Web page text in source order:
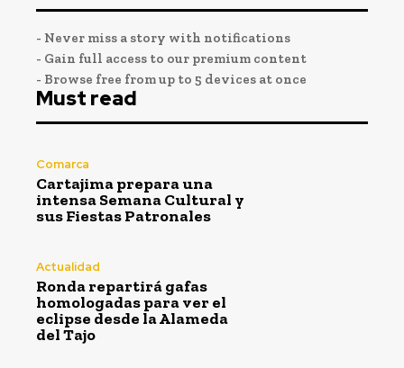
- Never miss a story with notifications
- Gain full access to our premium content
- Browse free from up to 5 devices at once
Must read
Comarca
Cartajima prepara una
intensa Semana Cultural y
sus Fiestas Patronales
Actualidad
Ronda repartirá gafas
homologadas para ver el
eclipse desde la Alameda
del Tajo